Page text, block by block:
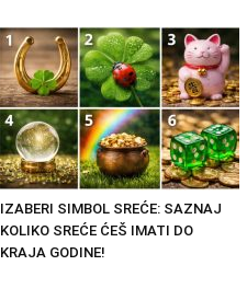
IZABERI SIMBOL SREĆE: SAZNAJ
KOLIKO SREĆE ĆEŠ IMATI DO
KRAJA GODINE!